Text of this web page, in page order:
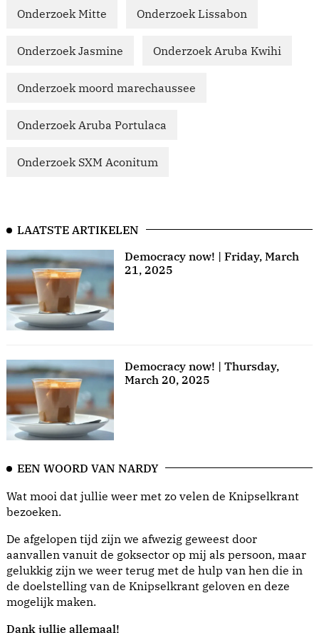
Onderzoek Mitte Onderzoek Lissabon
Onderzoek Jasmine Onderzoek Aruba Kwihi
Onderzoek moord marechaussee
Onderzoek Aruba Portulaca
Onderzoek SXM Aconitum
LAATSTE ARTIKELEN
Democracy now! | Friday, March
21, 2025
Democracy now! | Thursday,
March 20, 2025
EEN WOORD VAN NARDY
Wat mooi dat jullie weer met zo velen de Knipselkrant
bezoeken.
De afgelopen tijd zijn we afwezig geweest door
aanvallen vanuit de goksector op mij als persoon, maar
gelukkig zijn we weer terug met de hulp van hen die in
de doelstelling van de Knipselkrant geloven en deze
mogelijk maken.
Dank jullie allemaal!